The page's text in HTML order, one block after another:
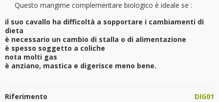
Questo mangime complementare biologico è ideale se :
il suo cavallo ha difficoltà a sopportare i cambiamenti di
dieta
è necessario un cambio di stalla o di alimentazione
è spesso soggetto a coliche
nota molti gas
è anziano, mastica e digerisce meno bene.
Riferimento DIG01